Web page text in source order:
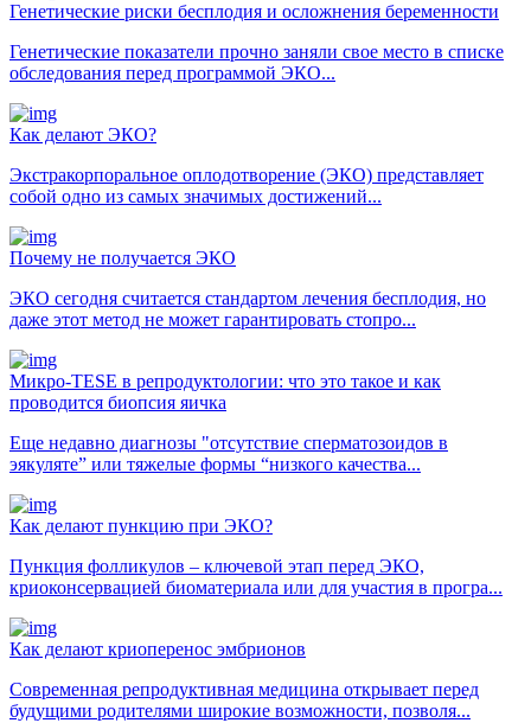
Генетические риски бесплодия и осложнения беременности
Генетические показатели прочно заняли свое место в списке
обследования перед программой ЭКО...
Как делают ЭКО?
Экстракорпоральное оплодотворение (ЭКО) представляет
собой одно из самых значимых достижений...
Почему не получается ЭКО
ЭКО сегодня считается стандартом лечения бесплодия, но
даже этот метод не может гарантировать стопро...
Микро-TESE в репродуктологии: что это такое и как
проводится биопсия яичка
Еще недавно диагнозы "отсутствие сперматозоидов в
эякуляте” или тяжелые формы “низкого качества...
Как делают пункцию при ЭКО?
Пункция фолликулов – ключевой этап перед ЭКО,
криоконсервацией биоматериала или для участия в програ...
Как делают криоперенос эмбрионов
Современная репродуктивная медицина открывает перед
будущими родителями широкие возможности, позволя...